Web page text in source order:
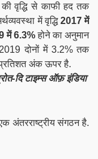
वृद्धि से काफी हद तक
में वृद्धि2017 में
में 6.3%होने का अनुमान
दोनों में 3.2% तक
अंक ऊपर है.
दि टाइम्स ऑफ़ इंडिया
अंतरराष्ट्रीय संगठन है.